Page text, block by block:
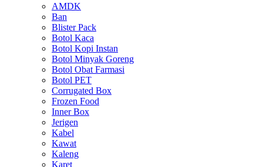
AMDK
Ban
Blister Pack
Botol Kaca
Botol Kopi Instan
Botol Minyak Goreng
Botol Obat Farmasi
Botol PET
Corrugated Box
Frozen Food
Inner Box
Jerigen
Kabel
Kawat
Kaleng
Karet